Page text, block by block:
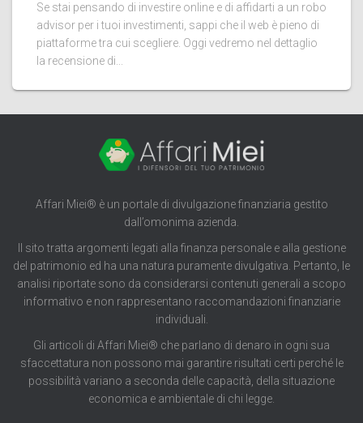
Se stai pensando di investire online e di affidarti a un robo
advisor per i tuoi investimenti, sappi che il web è pieno di
piattaforme tra cui scegliere. Oggi vedremo nel dettaglio
la recensione di...
Affari Miei® è un portale di divulgazione finanziaria gestito
dall’omonima azienda.
Il sito tratta argomenti legati alla finanza personale e alla gestione
del patrimonio ed ha una natura puramente divulgativa. Pertanto, le
analisi riportate sono da considerarsi contenuti generali a scopo
informativo e non rappresentano raccomandazioni finanziarie
individuali.
Gli articoli di Affari Miei® che parlano di denaro in ogni sua
sfaccettatura non possono mai garantire risultati certi perché le
possibilità variano a seconda delle capacità, della situazione
economica e ambientale di chi legge.